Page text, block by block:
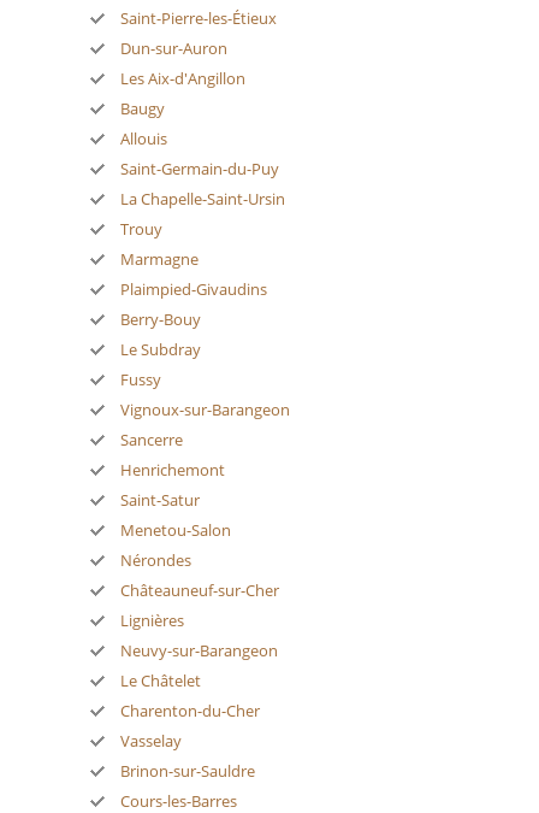
Saint-Pierre-les-Étieux
Dun-sur-Auron
Les Aix-d'Angillon
Baugy
Allouis
Saint-Germain-du-Puy
La Chapelle-Saint-Ursin
Trouy
Marmagne
Plaimpied-Givaudins
Berry-Bouy
Le Subdray
Fussy
Vignoux-sur-Barangeon
Sancerre
Henrichemont
Saint-Satur
Menetou-Salon
Nérondes
Châteauneuf-sur-Cher
Lignières
Neuvy-sur-Barangeon
Le Châtelet
Charenton-du-Cher
Vasselay
Brinon-sur-Sauldre
Cours-les-Barres